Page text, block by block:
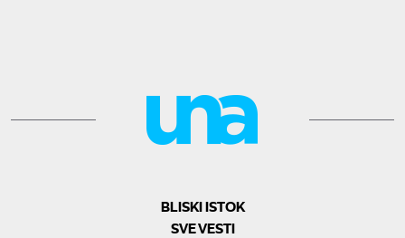
BLISKI ISTOK
SVE VESTI